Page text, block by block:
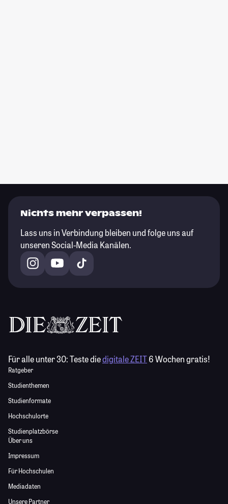
Nichts mehr verpassen!
Lass uns in Verbindung bleiben und folge uns auf
unseren Social-Media Kanälen.
Für alle unter 30:Teste diedigitale ZEIT6 Wochen gratis!
Ratgeber
Studienthemen
Studienformate
Hochschulorte
Studienplatzbörse
Über uns
Impressum
Für Hochschulen
Mediadaten
Unsere Partner